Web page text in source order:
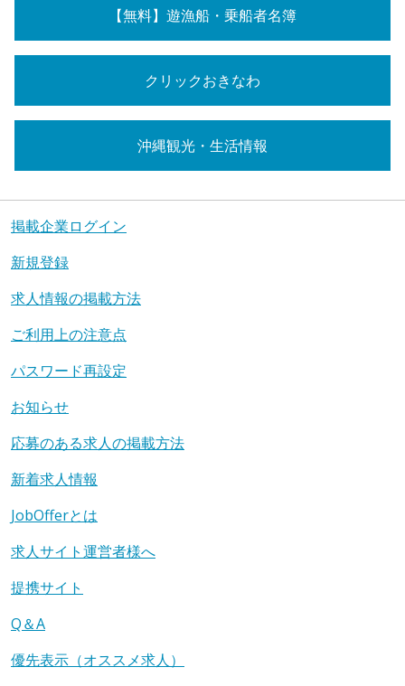
【無料】遊漁船・乗船者名簿
クリックおきなわ
沖縄観光・生活情報
掲載企業ログイン
新規登録
求人情報の掲載方法
ご利用上の注意点
パスワード再設定
お知らせ
応募のある求人の掲載方法
新着求人情報
JobOfferとは
求人サイト運営者様へ
提携サイト
Q＆A
優先表示（オススメ求人）